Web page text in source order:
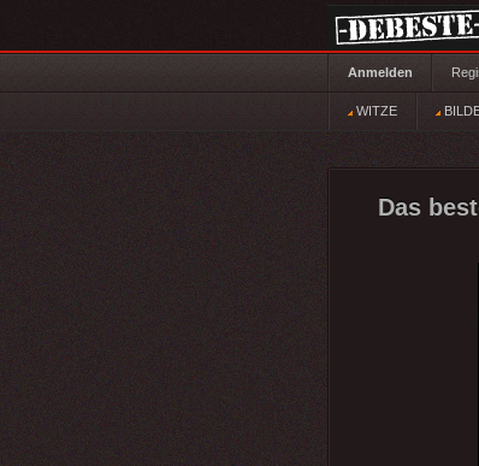
Anmelden
WITZE
Das